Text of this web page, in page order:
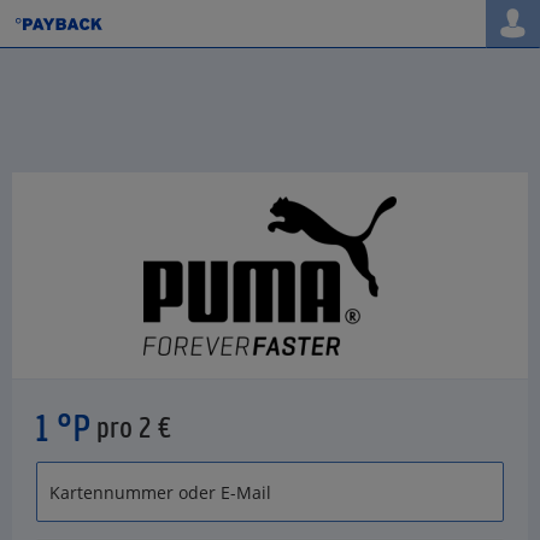
1 °P pro 2 €